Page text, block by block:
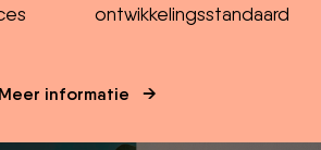
ontwikkelingsstandaard
Meer informatie